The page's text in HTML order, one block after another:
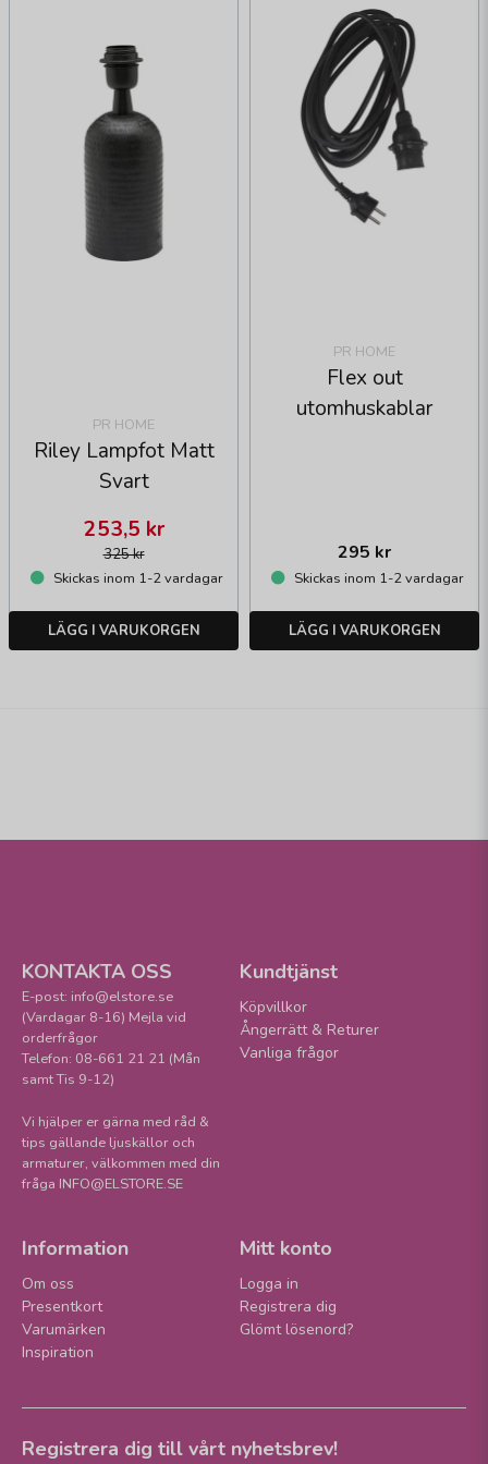
PR HOME
Riley Lampfot Matt
Svart
325 kr
253,5 kr
Skickas inom 1-2 vardagar
LÄGG I VARUKORGEN
PR HOME
Flex out
utomhuskablar
295 kr
Skickas inom 1-2 vardagar
LÄGG I VARUKORGEN
KONTAKTA OSS
E-post: info@elstore.se
(Vardagar 8-16) Mejla vid
orderfrågor
Telefon: 08-661 21 21 (Mån
samt Tis 9-12)
Vi hjälper er gärna med råd &
tips gällande ljuskällor och
armaturer, välkommen med din
fråga INFO@ELSTORE.SE
Kundtjänst
Köpvillkor
Ångerrätt & Returer
Vanliga frågor
Information
Om oss
Presentkort
Varumärken
Inspiration
Mitt konto
Logga in
Registrera dig
Glömt lösenord?
Registrera dig till vårt nyhetsbrev!